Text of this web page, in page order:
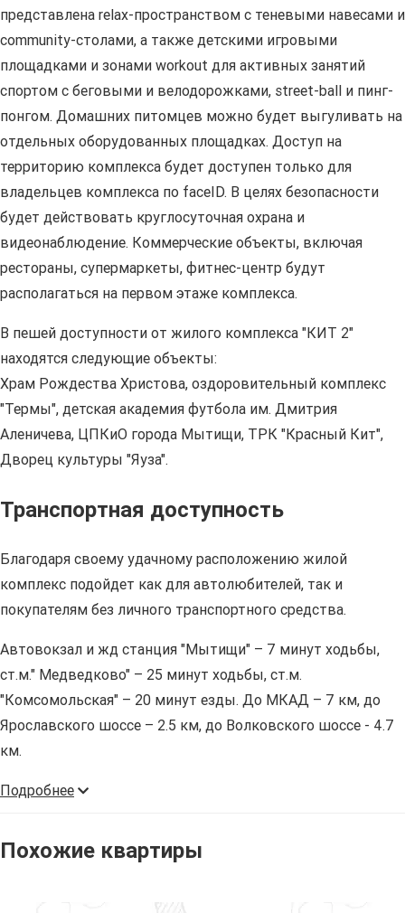
представлена relax-пространством с теневыми навесами и
community-столами, а также детскими игровыми
площадками и зонами workout для активных занятий
спортом с беговыми и велодорожками, street-ball и пинг-
понгом. Домашних питомцев можно будет выгуливать на
отдельных оборудованных площадках. Доступ на
территорию комплекса будет доступен только для
владельцев комплекса по faceID. В целях безопасности
будет действовать круглосуточная охрана и
видеонаблюдение. Коммерческие объекты, включая
рестораны, супермаркеты, фитнес-центр будут
располагаться на первом этаже комплекса.
В пешей доступности от жилого комплекса "КИТ 2"
находятся следующие объекты:
Храм Рождества Христова, оздоровительный комплекс
"Термы", детская академия футбола им. Дмитрия
Аленичева, ЦПКиО города Мытищи, ТРК "Красный Кит",
Дворец культуры "Яуза".
Транспортная доступность
Благодаря своему удачному расположению жилой
комплекс подойдет как для автолюбителей, так и
покупателям без личного транспортного средства.
Автовокзал и жд станция "Мытищи" – 7 минут ходьбы,
ст.м." Медведково" – 25 минут ходьбы, ст.м.
"Комсомольская" – 20 минут езды. До МКАД – 7 км, до
Ярославского шоссе – 2.5 км, до Волковского шоссе - 4.7
км.
Подробнее
Похожие квартиры